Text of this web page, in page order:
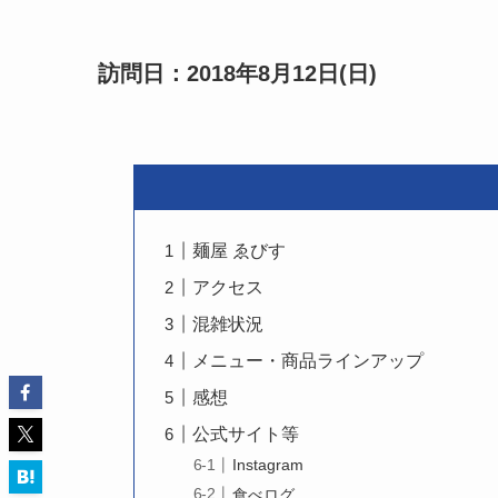
訪問日：2018年8月12日(日)
麺屋 ゑびす
アクセス
混雑状況
メニュー・商品ラインアップ
感想
公式サイト等
Instagram
食べログ